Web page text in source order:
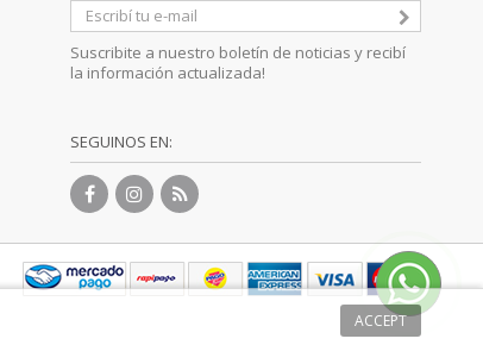
Suscribite a nuestro boletín de noticias y recibí
la información actualizada!
SEGUINOS EN:
ACCEPT